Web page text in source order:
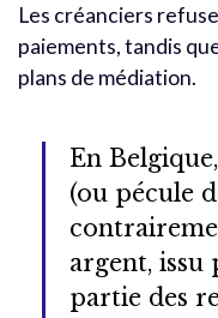
Les créanciers
paiements, tandis
plans de médiation.
En
(ou pécule
argent, issu
partie des